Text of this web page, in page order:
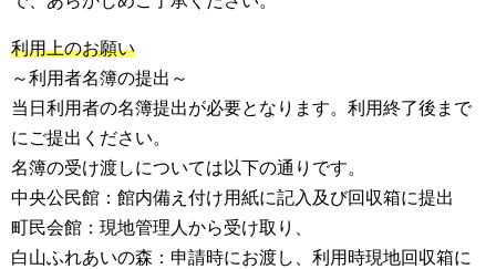
利用上のお願い
～利用者名簿の提出～
当日利用者の名簿提出が必要となります。利用終了後まで
にご提出ください。
名簿の受け渡しについては以下の通りです。
中央公民館：館内備え付け用紙に記入及び回収箱に提出
町民会館：現地管理人から受け取り、
白山ふれあいの森：申請時にお渡し、利用時現地回収箱に